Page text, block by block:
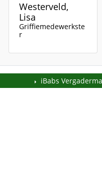
Westerveld,
Lisa
Griffiemedewerkste
r
iBabs